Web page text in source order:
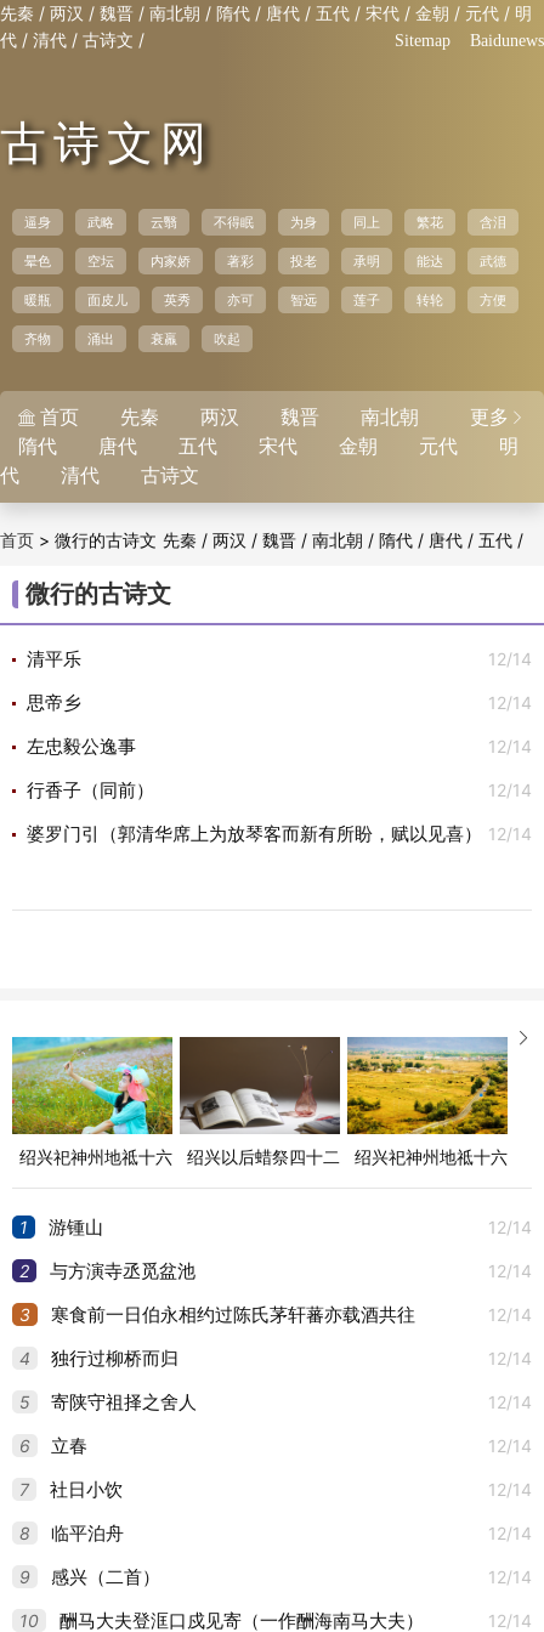
先秦 / 两汉 / 魏晋 / 南北朝 / 隋代 / 唐代 / 五代 / 宋代 / 金朝 / 元代 / 明
代 / 清代 / 古诗文 / Sitemap Baidunews
古诗文网
逼身 武略 云翳 不得眠 为身 同上 繁花 含泪
晕色 空坛 内家娇 著彩 投老 承明 能达 武德
暖瓶 面皮儿 英秀 亦可 智远 莲子 转轮 方便
齐物 涌出 衰羸 吹起
更多 
 首页 先秦 两汉 魏晋
南北朝
隋代
唐代 五代 宋代 金朝 元代
明
代
清代 古诗文
先秦 /两汉 /魏晋 /南北朝 /隋代 / 唐代 /五代 /
首页 > 微行的古诗文
微行的古诗文
12/14
清平乐
12/14
思帝乡
12/14
左忠毅公逸事
12/14
行香子（同前）
12/14
婆罗门引（郭清华席上为放琴客而新有所盼，赋以见喜）

绍兴祀神州地祗十六
首
绍兴以后蜡祭四十二
首
绍兴祀神州地祗十六
首
1 12/14
游锺山
2 12/14
与方演寺丞觅盆池
3 12/14
寒食前一日伯永相约过陈氏茅轩蕃亦载酒共往
4 12/14
独行过柳桥而归
5 12/14
寄陕守祖择之舍人
6 12/14
立春
7 12/14
社日小饮
8 12/14
临平泊舟
9 12/14
感兴（二首）
10 12/14
酬马大夫登洭口戍见寄（一作酬海南马大夫）